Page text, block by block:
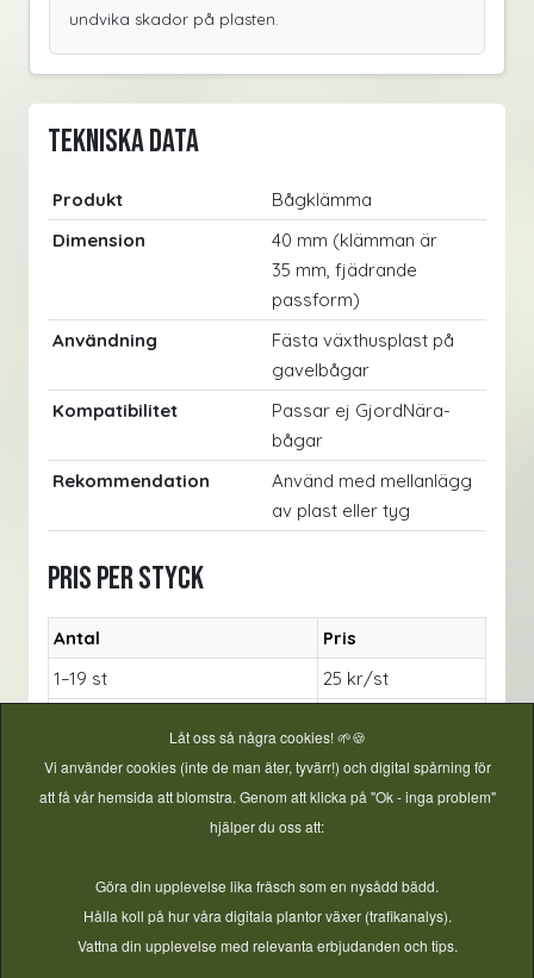
undvika skador på plasten.
Tekniska data
Produkt
Bågklämma
Dimension
40 mm (klämman är
35 mm, fjädrande
passform)
Användning
Fästa växthusplast på
gavelbågar
Kompatibilitet
Passar ej GjordNära-
bågar
Rekommendation
Använd med mellanlägg
av plast eller tyg
Pris per styck
Antal
Pris
1–19 st
25 kr/st
Montering – kortfattat
Placera plasten över gavelbågen.
skydda plasten.
Tryck fast bågklämman över plasten och
bågen.
Låt oss så några cookies! 🌱🍪
Vi använder cookies (inte de man äter, tyvärr!) och digital spårning för
att få vår hemsida att blomstra. Genom att klicka på "Ok - inga problem"
hjälper du oss att:
Göra din upplevelse lika fräsch som en nysådd bädd.
Hålla koll på hur våra digitala plantor växer (trafikanalys).
Vattna din upplevelse med relevanta erbjudanden och tips.